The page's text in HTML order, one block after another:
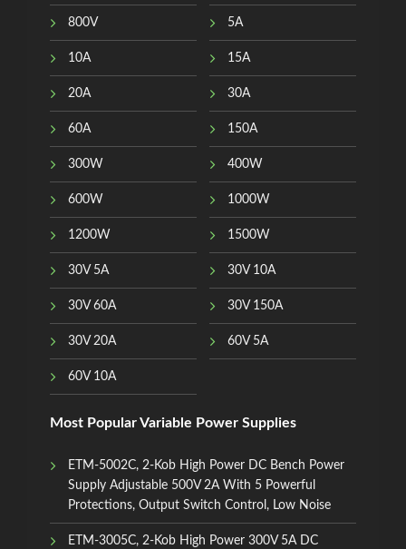
800V 5A
10A 15A
20A 30A
60A 150A
300W 400W
600W 1000W
1200W 1500W
30V 5A 30V 10A
30V 60A 30V 150A
30V 20A 60V 5A
60V 10A
Most Popular Variable Power Supplies
ETM-5002C, 2-Kob High Power DC Bench Power
Supply Adjustable 500V 2A With 5 Powerful
Protections, Output Switch Control, Low Noise
ETM-3005C, 2-Kob High Power 300V 5A DC